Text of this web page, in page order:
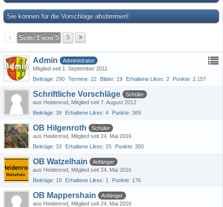
Sie können für die Vorschläge abstimmen!
Seite 1 von 5 5
Admin
Administrator
Mitglied seit 1. September 2011
Beiträge 290 Termine 22 Bilder 19 Erhaltene Likes 2 Punkte 2.157
Schriftliche Vorschläge
Schüler
aus Heidenrod Mitglied seit 7. August 2012
Beiträge 39 Erhaltene Likes 4 Punkte 389
OB Hilgenroth
Schüler
aus Heidenrod Mitglied seit 24. Mai 2016
Beiträge 33 Erhaltene Likes 25 Punkte 350
OB Watzelhain
Anfänger
aus Heidenrod Mitglied seit 24. Mai 2016
Beiträge 18 Erhaltene Likes 1 Punkte 176
OB Mappershain
Anfänger
aus Heidenrod Mitglied seit 24. Mai 2016